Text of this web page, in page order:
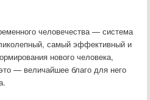
человечества — система
самый эффективный и
нового человека,
— величайшее благо для него